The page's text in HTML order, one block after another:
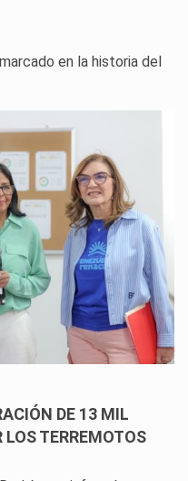
en la historia del
DE 13 MIL
TERREMOTOS